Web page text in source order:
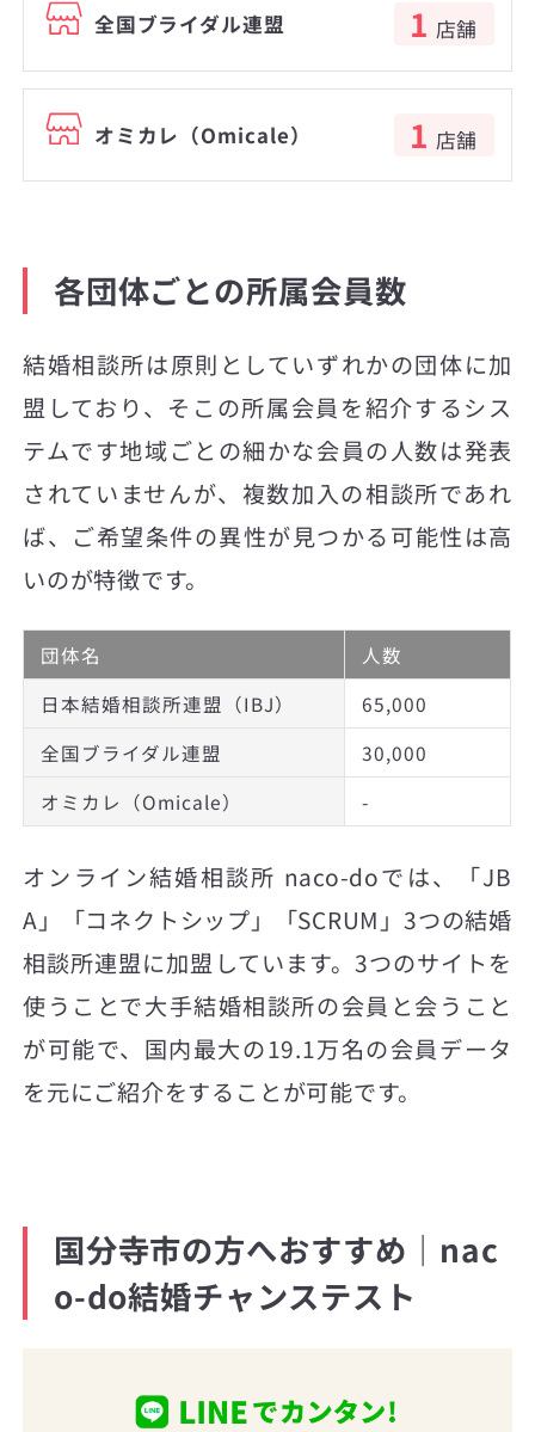
全国ブライダル連盟 1 店舗
オミカレ（Omicale） 1 店舗
各団体ごとの所属会員数
結婚相談所は原則としていずれかの団体に加
盟しており、そこの所属会員を紹介するシス
テムです地域ごとの細かな会員の人数は発表
されていませんが、複数加入の相談所であれ
ば、ご希望条件の異性が見つかる可能性は高
いのが特徴です。
団体名
人数
日本結婚相談所連盟（IBJ）
65,000
全国ブライダル連盟
30,000
オミカレ（Omicale）
-
オンライン結婚相談所 naco-doでは、「JB
A」「コネクトシップ」「SCRUM」3つの結婚
相談所連盟に加盟しています。3つのサイトを
使うことで大手結婚相談所の会員と会うこと
が可能で、国内最大の19.1万名の会員データ
を元にご紹介をすることが可能です。
国分寺市の方へおすすめ｜nac
o-do結婚チャンステスト